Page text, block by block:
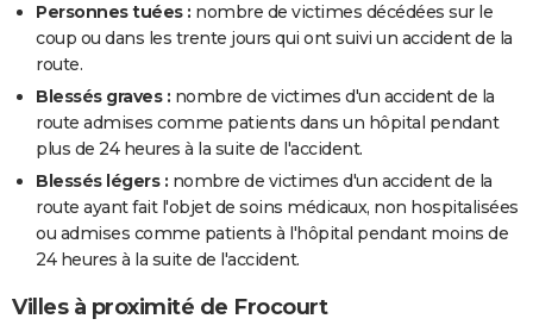
Personnes tuées : nombre de victimes décédées sur le
coup ou dans les trente jours qui ont suivi un accident de la
route.
Blessés graves : nombre de victimes d'un accident de la
route admises comme patients dans un hôpital pendant
plus de 24 heures à la suite de l'accident.
Blessés légers : nombre de victimes d'un accident de la
route ayant fait l'objet de soins médicaux, non hospitalisées
ou admises comme patients à l'hôpital pendant moins de
24 heures à la suite de l'accident.
Villes à proximité de Frocourt